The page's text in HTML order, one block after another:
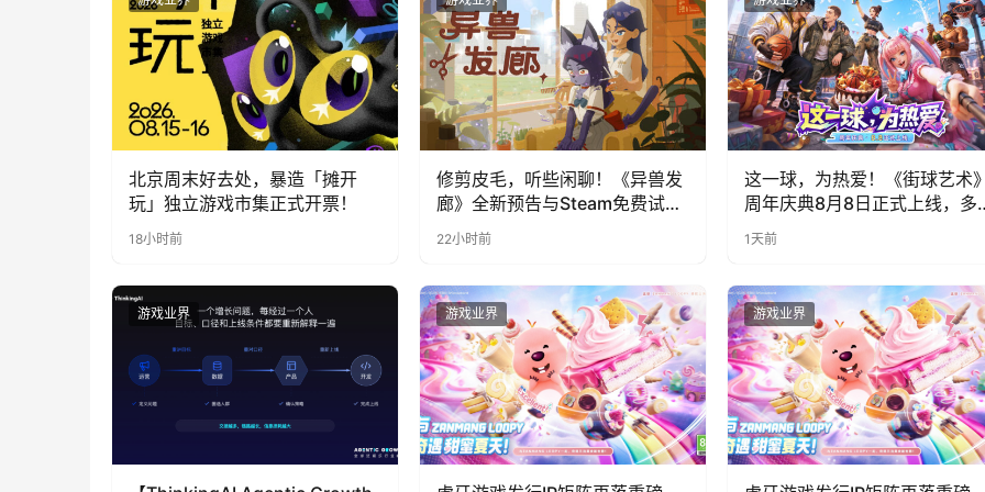
北京周末好去处，暴造「摊开
玩」独立游戏市集正式开票！
18小时前
修剪皮毛，听些闲聊！《异兽发
廊》全新预告与Steam免费试玩
公开
22小时前
这一球，为热爱！《街球艺术
周年庆典8月8日正式上线，多
福利与全新内容同步开启
1天前
游戏业界 游戏业界 游戏业界